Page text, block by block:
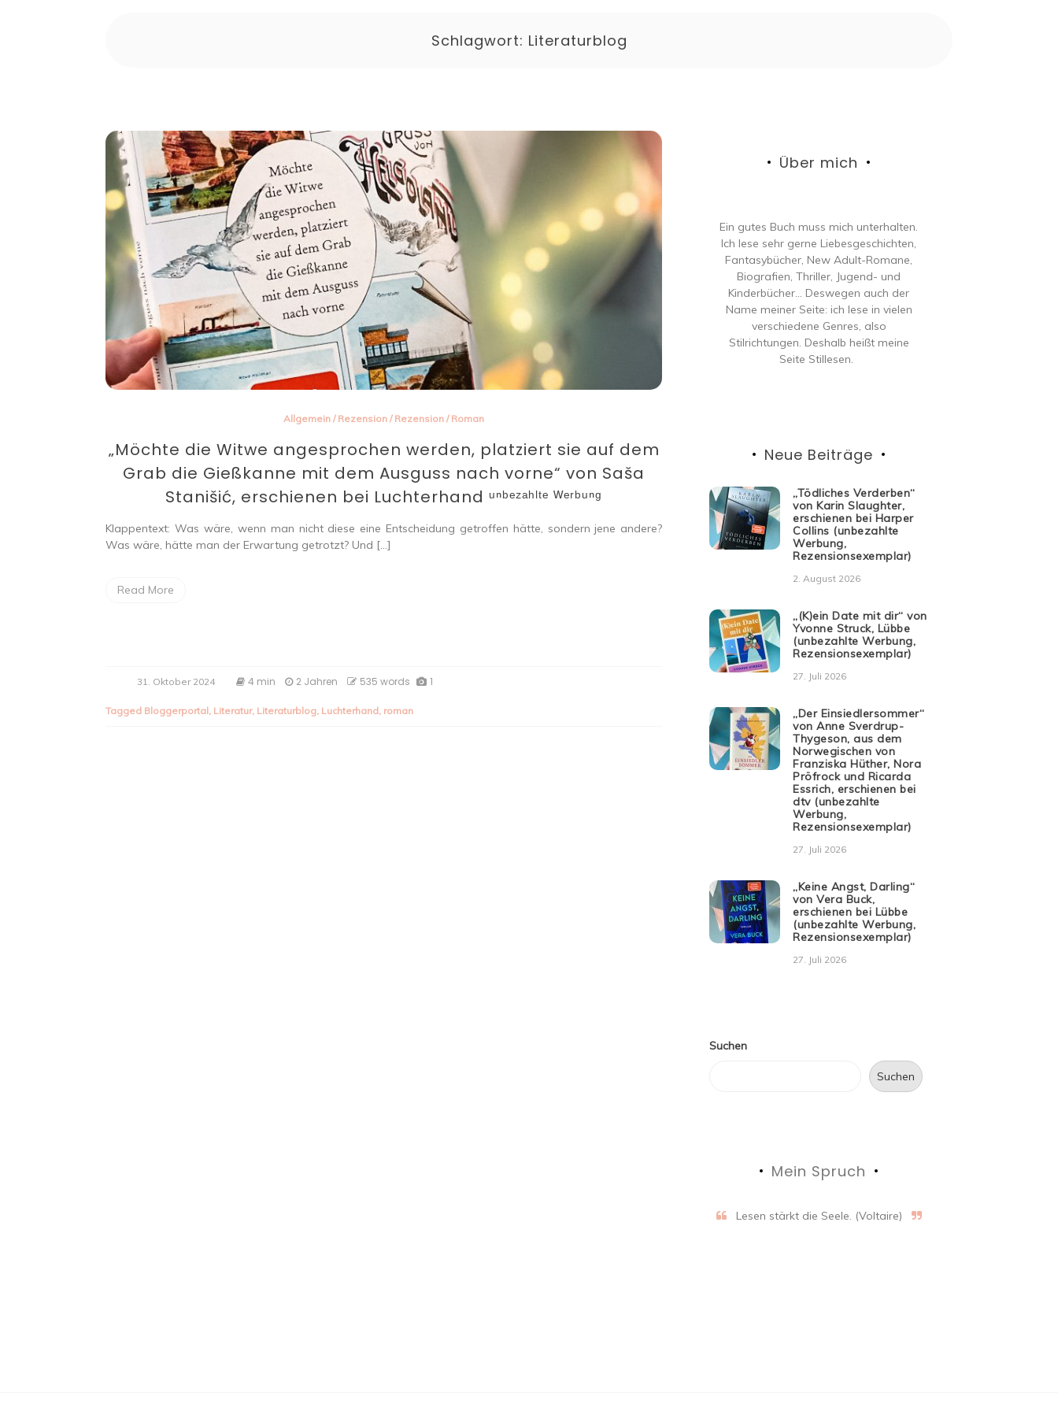
Schlagwort: Literaturblog
Allgemein / Rezension / Rezension / Roman
„Möchte die Witwe angesprochen werden, platziert sie auf dem
Grab die Gießkanne mit dem Ausguss nach vorne“ von Saša
Stanišić, erschienen bei Luchterhand ᵘⁿᵇᵉᶻᵃʰˡᵗᵉ ᵂᵉʳᵇᵘⁿᵍ
Klappentext: Was wäre, wenn man nicht diese eine Entscheidung getroffen hätte, sondern jene andere?
Was wäre, hätte man der Erwartung getrotzt? Und […]
Read More
31. Oktober 2024 4 min 2 Jahren 535 words 1
Tagged Bloggerportal, Literatur, Literaturblog, Luchterhand, roman
Über mich
Ein gutes Buch muss mich unterhalten.
Ich lese sehr gerne Liebesgeschichten,
Fantasybücher, New Adult-Romane,
Biografien, Thriller, Jugend- und
Kinderbücher… Deswegen auch der
Name meiner Seite: ich lese in vielen
verschiedene Genres, also
Stilrichtungen. Deshalb heißt meine
Seite Stillesen.
Neue Beiträge
„Tödliches Verderben“
von Karin Slaughter,
erschienen bei Harper
Collins (unbezahlte
Werbung,
Rezensionsexemplar)
2. August 2026
„(K)ein Date mit dir“ von
Yvonne Struck, Lübbe
(unbezahlte Werbung,
Rezensionsexemplar)
27. Juli 2026
„Der Einsiedlersommer“
von Anne Sverdrup-
Thygeson, aus dem
Norwegischen von
Franziska Hüther, Nora
Pröfrock und Ricarda
Essrich, erschienen bei
dtv (unbezahlte
Werbung,
Rezensionsexemplar)
27. Juli 2026
„Keine Angst, Darling“
von Vera Buck,
erschienen bei Lübbe
(unbezahlte Werbung,
Rezensionsexemplar)
27. Juli 2026
Suchen
Suchen
Mein Spruch
Lesen stärkt die Seele. (Voltaire)